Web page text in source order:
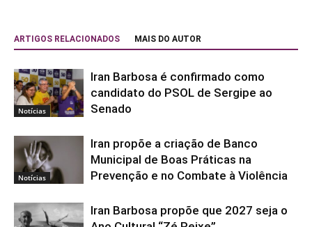
ARTIGOS RELACIONADOS MAIS DO AUTOR
Notícias
Iran Barbosa é confirmado como
candidato do PSOL de Sergipe ao
Senado
Notícias
Iran propõe a criação de Banco
Municipal de Boas Práticas na
Prevenção e no Combate à Violência
Iran Barbosa propõe que 2027 seja o